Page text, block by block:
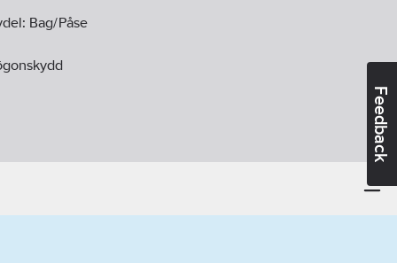
Feedback
Bag/Påse